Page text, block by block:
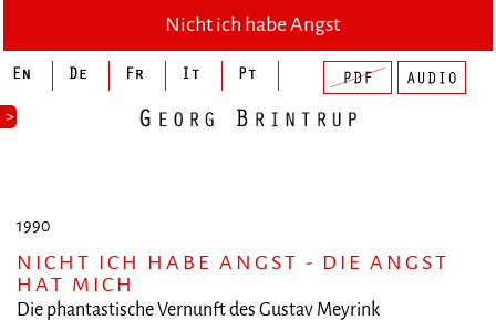
>
Nicht ich habe Angst
1990
NICHT ICH HABE ANGST - DIE ANGST
HAT MICH
Die phantastische Vernunft des Gustav Meyrink